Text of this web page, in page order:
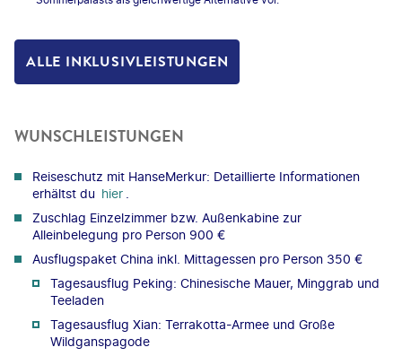
ALLE INKLUSIVLEISTUNGEN
WUNSCHLEISTUNGEN
Reiseschutz mit HanseMerkur: Detaillierte Informationen
erhältst du hier
Zuschlag Einzelzimmer bzw. Außenkabine zur
Alleinbelegung pro Person 900 €
Ausflugspaket China inkl. Mittagessen pro Person 350 €
Tagesausflug Peking: Chinesische Mauer, Minggrab und
Teeladen
Tagesausflug Xian: Terrakotta-Armee und Große
Wildganspagode